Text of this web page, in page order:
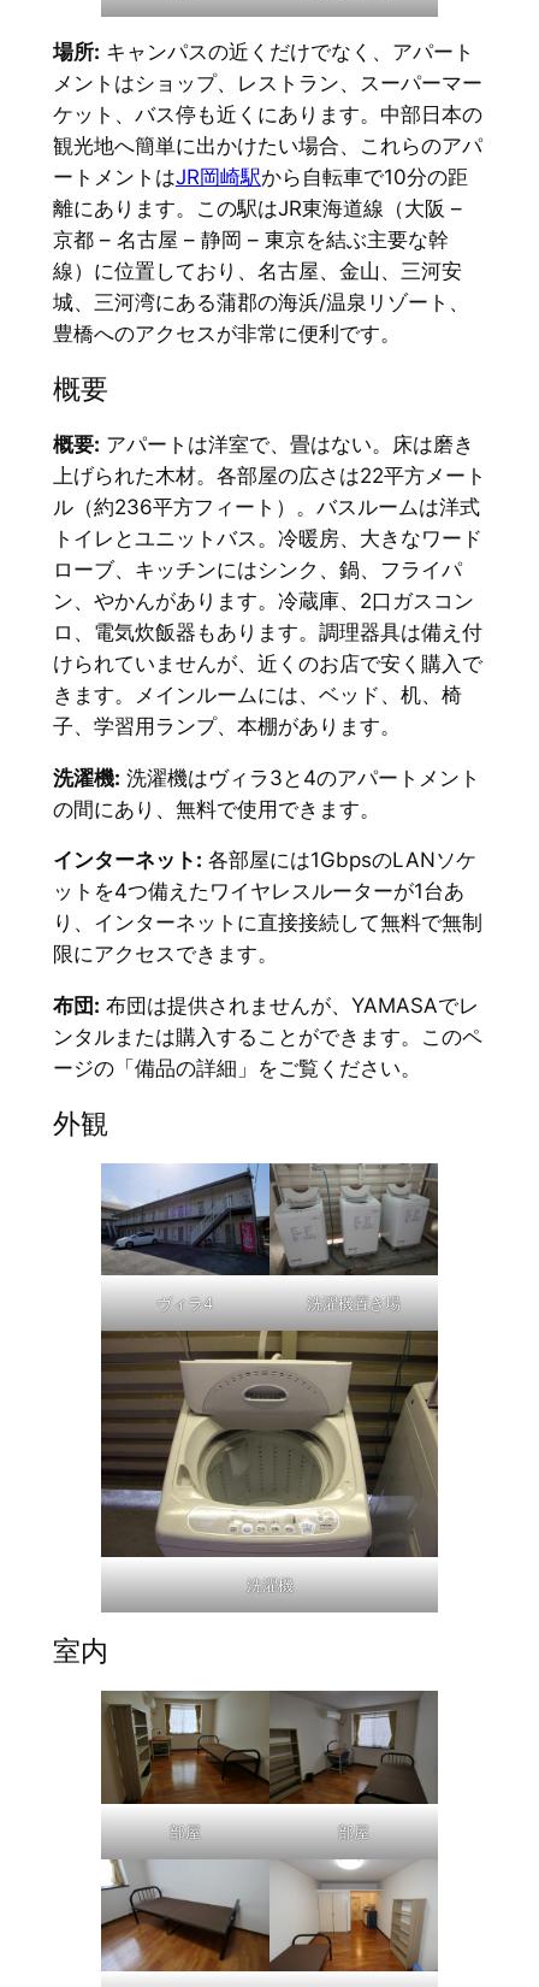
場所: キャンパスの近くだけでなく、アパート
メントはショップ、レストラン、スーパーマー
ケット、バス停も近くにあります。中部日本の
観光地へ簡単に出かけたい場合、これらのアパ
ートメントはJR岡崎駅から自転車で10分の距
離にあります。この駅はJR東海道線（大阪 –
京都 – 名古屋 – 静岡 – 東京を結ぶ主要な幹
線）に位置しており、名古屋、金山、三河安
城、三河湾にある蒲郡の海浜/温泉リゾート、
豊橋へのアクセスが非常に便利です。
概要
概要: アパートは洋室で、畳はない。床は磨き
上げられた木材。各部屋の広さは22平方メート
ル（約236平方フィート）。バスルームは洋式
トイレとユニットバス。冷暖房、大きなワード
ローブ、キッチンにはシンク、鍋、フライパ
ン、やかんがあります。冷蔵庫、2口ガスコン
ロ、電気炊飯器もあります。調理器具は備え付
けられていませんが、近くのお店で安く購入で
きます。メインルームには、ベッド、机、椅
子、学習用ランプ、本棚があります。
洗濯機: 洗濯機はヴィラ3と4のアパートメント
の間にあり、無料で使用できます。
インターネット: 各部屋には1GbpsのLANソケ
ットを4つ備えたワイヤレスルーターが1台あ
り、インターネットに直接接続して無料で無制
限にアクセスできます。
布団: 布団は提供されませんが、YAMASAでレ
ンタルまたは購入することができます。このペ
ージの「備品の詳細」をご覧ください。
外観
ヴィラ4 洗濯機置き場
洗濯機
室内
部屋 部屋